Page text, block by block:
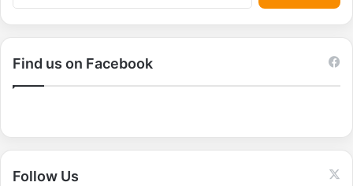
e
a
r
r
Find us on Facebook
Follow Us